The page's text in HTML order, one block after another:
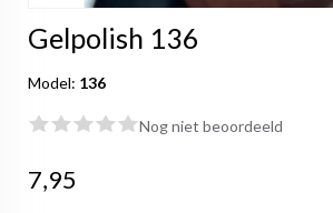
Gelpolish 136
Model: 136
Nog niet beoordeeld
7,95